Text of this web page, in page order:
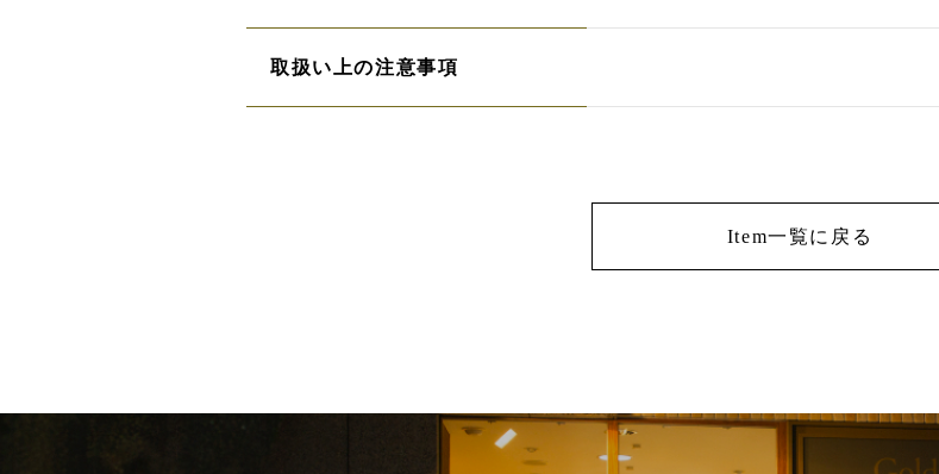
取扱い上の注意事項
Item一覧に戻る